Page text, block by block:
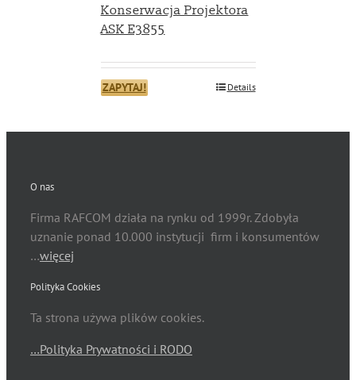
Konserwacja Projektora
ASK E3855
ZAPYTAJ! Details
O nas
Firma RAFCOM działa na rynku od 1999r. Zdobyła
uznanie ponad 10.000 instytucji firm i konsumentów
…więcej
Polityka Cookies
Ta strona używa plików cookies.
…Polityka Prywatności i RODO